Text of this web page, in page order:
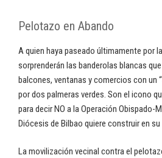
Pelotazo en Abando
A quien haya paseado últimamente por
sorprenderán las banderolas blancas
balcones, ventanas y comercios con un
por dos palmeras verdes. Son el icono
para decir NO a la Operación Obispado-
Diócesis de Bilbao quiere construir en su
La movilización vecinal contra el